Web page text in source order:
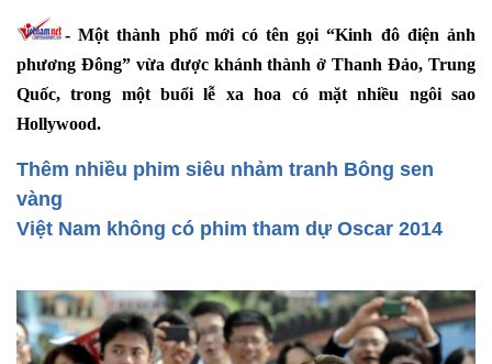
- Một thành phố mới có tên gọi “Kinh đô điện ảnh
phương Đông” vừa được khánh thành ở Thanh Đảo, Trung
Quốc, trong một buổi lễ xa hoa có mặt nhiều ngôi sao
Hollywood.
Thêm nhiều phim siêu nhảm tranh Bông sen
vàng
Việt Nam không có phim tham dự Oscar 2014